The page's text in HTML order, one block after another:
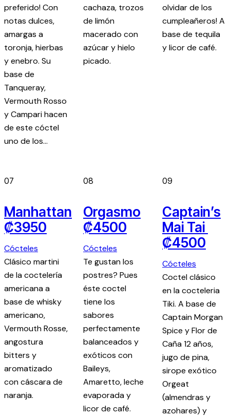
preferido! Con
notas dulces,
amargas a
toronja, hierbas
y enebro. Su
base de
Tanqueray,
Vermouth Rosso
y Campari hacen
de este cóctel
uno de los…
cachaza, trozos
de limón
macerado con
azúcar y hielo
picado.
olvidar de los
cumpleañeros! A
base de tequila
y licor de café.
07
Manhattan
₡3950
Cócteles
Clásico martini
de la coctelería
americana a
base de whisky
americano,
Vermouth Rosse,
angostura
bitters y
aromatizado
con cáscara de
naranja.
08
Orgasmo
₡4500
Cócteles
Te gustan los
postres? Pues
éste coctel
tiene los
sabores
perfectamente
balanceados y
exóticos con
Baileys,
Amaretto, leche
evaporada y
licor de café.
09
Captain’s
Mai Tai
₡4500
Cócteles
Coctel clásico
en la cocteleria
Tiki. A base de
Captain Morgan
Spice y Flor de
Caña 12 años,
jugo de pina,
sirope exótico
Orgeat
(almendras y
azohares) y